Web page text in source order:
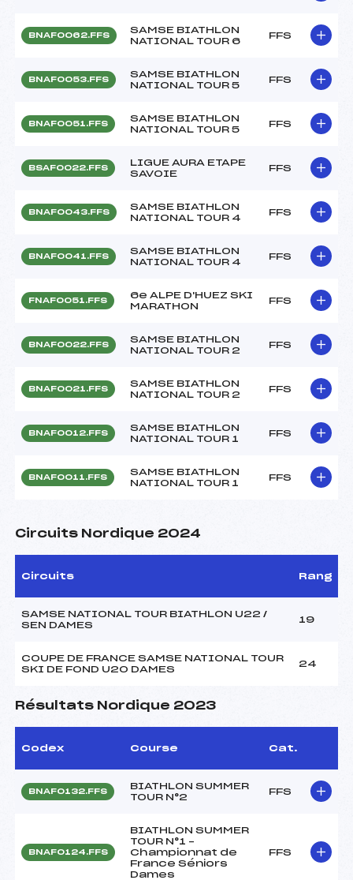
BNAF0062.FFS
SAMSE BIATHLON
NATIONAL TOUR 6
FFS
BNAF0053.FFS
SAMSE BIATHLON
NATIONAL TOUR 5
FFS
BNAF0051.FFS
SAMSE BIATHLON
NATIONAL TOUR 5
FFS
BSAF0022.FFS
LIGUE AURA ETAPE
SAVOIE
FFS
BNAF0043.FFS
SAMSE BIATHLON
NATIONAL TOUR 4
FFS
BNAF0041.FFS
SAMSE BIATHLON
NATIONAL TOUR 4
FFS
FNAF0051.FFS
6e ALPE D'HUEZ SKI
MARATHON
FFS
BNAF0022.FFS
SAMSE BIATHLON
NATIONAL TOUR 2
FFS
BNAF0021.FFS
SAMSE BIATHLON
NATIONAL TOUR 2
FFS
BNAF0012.FFS
SAMSE BIATHLON
NATIONAL TOUR 1
FFS
BNAF0011.FFS
SAMSE BIATHLON
NATIONAL TOUR 1
FFS
Circuits Nordique 2024
Circuits Rang
SAMSE NATIONAL TOUR BIATHLON U22 /
SEN DAMES
19
COUPE DE FRANCE SAMSE NATIONAL TOUR
SKI DE FOND U20 DAMES
24
Résultats Nordique 2023
Codex Course Cat.
BNAF0132.FFS
BIATHLON SUMMER
TOUR N°2
FFS
BNAF0124.FFS
BIATHLON SUMMER
TOUR N°1 –
Championnat de
France Séniors
Dames
FFS